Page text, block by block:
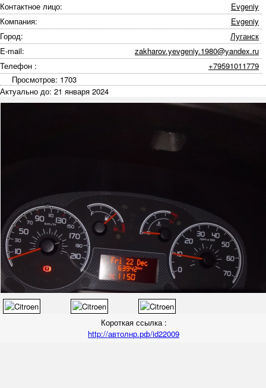
Контактное лицо:
Evgeniy
Компания:
Evgeniy
Город:
Луганск
E-mail:
zakharov.yevgeniy.1980@yandex.ru
Телефон :
+79591011779
Просмотров: 1703
Актуально до: 21 января 2024
Короткая ссылка :
http://автолнр.рф/id22009